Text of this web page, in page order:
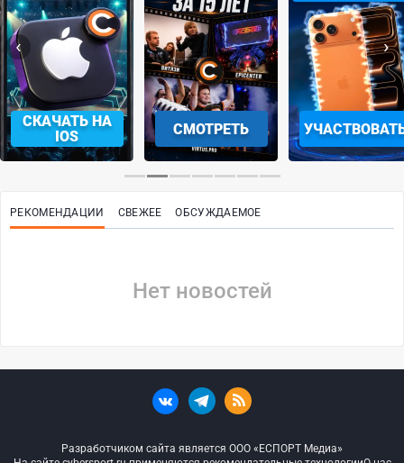
СКАЧАТЬ НА
IOS
СМОТРЕТЬ
‹ ›
РЕКОМЕНДАЦИИ СВЕЖЕЕ ОБСУЖДАЕМОЕ
Нет новостей
Разработчиком сайта является ООО «ЕСПОРТ Медиа»